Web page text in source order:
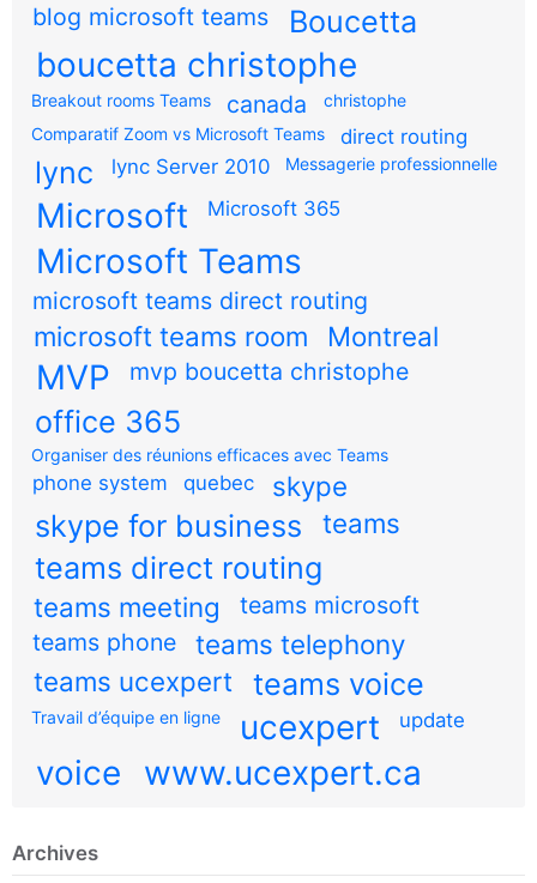
blog microsoft teams Boucetta
boucetta christophe
Breakout rooms Teams canada
christophe
Comparatif Zoom vs Microsoft Teams
direct routing
lync lync Server 2010 Messagerie professionnelle
Microsoft Microsoft 365
Microsoft Teams
microsoft teams direct routing
microsoft teams room Montreal
MVP mvp boucetta christophe
office 365
Organiser des réunions efficaces avec Teams
phone system quebec skype
skype for business teams
teams direct routing
teams meeting
teams microsoft
teams phone
teams telephony
teams ucexpert
teams voice
Travail d’équipe en ligne ucexpert update
voice www.ucexpert.ca
Archives